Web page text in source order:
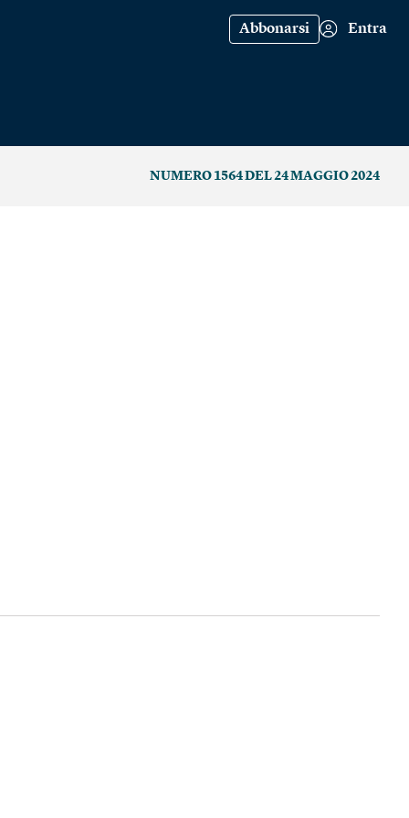
Abbonarsi Entra
NUMERO 1564 DEL 24 MAGGIO 2024